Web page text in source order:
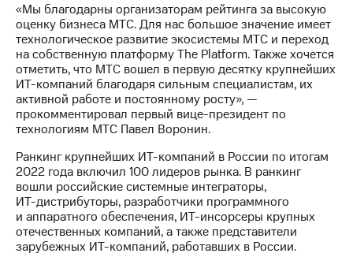
акционерам
Документы
ПАО
"МТС"
Собрания
акционеров
Личный
кабинет
акционера
Акционерный
капитал
Контроль
и
аудит
Рынок
акций
«Мы благодарны организаторам рейтинга за высокую
оценку бизнеса МТС. Для нас большое значение имеет
технологическое развитие экосистемы МТС и переход
на собственную платформу The Platform. Также хочется
отметить, что МТС вошел в первую десятку крупнейших
ИТ-компаний благодаря сильным специалистам, их
активной работе и постоянному росту», —
прокомментировал первый вице-президент по
технологиям МТС Павел Воронин.
Ранкинг крупнейших ИТ-компаний в России по итогам
2022 года включил 100 лидеров рынка. В ранкинг
вошли российские системные интеграторы,
ИТ-дистрибуторы, разработчики программного
и аппаратного обеспечения, ИТ-инсорсеры крупных
отечественных компаний, а также представители
зарубежных ИТ-компаний, работавших в России.